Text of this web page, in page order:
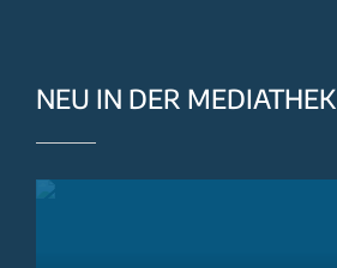
NEU IN DER MEDIATHEK